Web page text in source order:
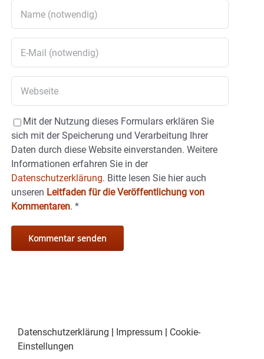
Mit der Nutzung dieses Formulars erklären Sie
sich mit der Speicherung und Verarbeitung Ihrer
Daten durch diese Website einverstanden. Weitere
Informationen erfahren Sie in der
Datenschutzerklärung. Bitte lesen Sie hier auch
unseren Leitfaden für die Veröffentlichung von
Kommentaren. *
Datenschutzerklärung Impressum
Cookie-
Einstellungen